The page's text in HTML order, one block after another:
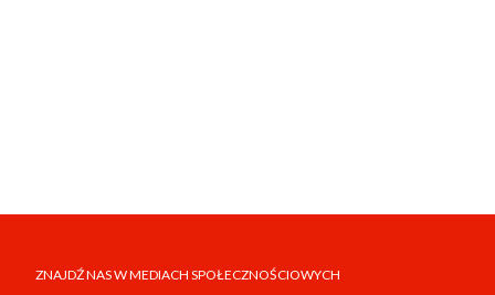
ZNAJDŹ NAS W MEDIACH SPOŁECZNOŚCIOWYCH